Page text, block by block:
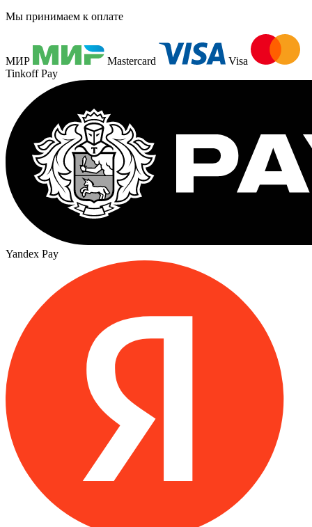
Мы принимаем к оплате
МИР Mastercard
Visa
Tinkoff Pay
Yandex Pay